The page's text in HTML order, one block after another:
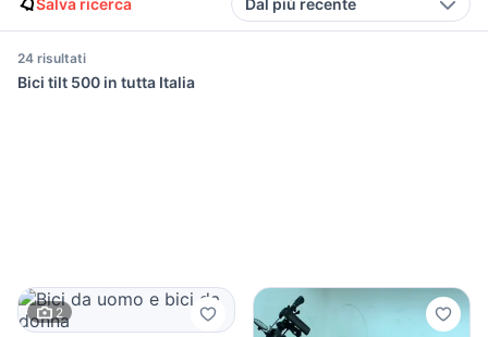
Salva ricerca Dal più recente
24 risultati
Bici tilt 500 in tutta Italia
2